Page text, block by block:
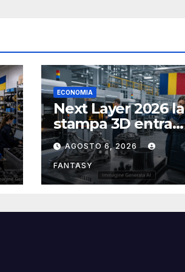
ECONOMIA
Next Layer 2026 la
stampa 3D entra
nelle fabbriche
rumene
AGOSTO 6, 2026
FANTASY